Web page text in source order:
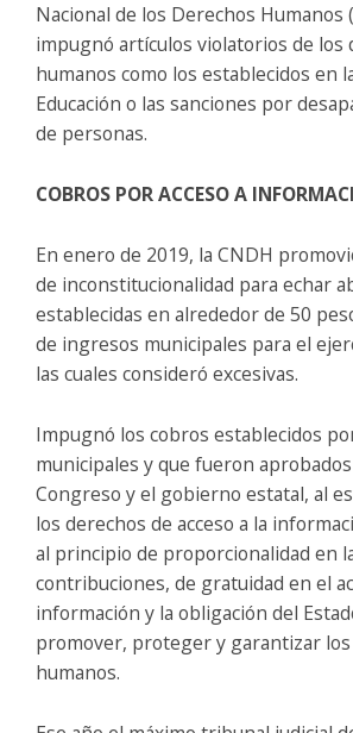
Nacional de los Derechos Humanos
impugnó artículos violatorios de los
humanos como los establecidos en
Educación o las sanciones por
de personas.
COBROS POR ACCESO A
En enero de 2019, la CNDH
de inconstitucionalidad para echar
establecidas en alrededor de 50
de ingresos municipales para el
las cuales consideró excesivas.
Impugnó los cobros establecidos
municipales y que fueron
Congreso y el gobierno estatal, al
los derechos de acceso a la
al principio de proporcionalidad en
contribuciones, de gratuidad en el
información y la obligación del
promover, proteger y garantizar
humanos.